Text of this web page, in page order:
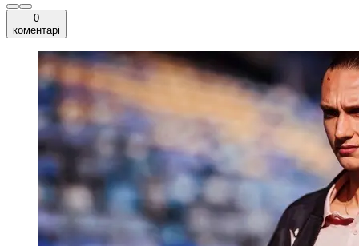
0
коментарі